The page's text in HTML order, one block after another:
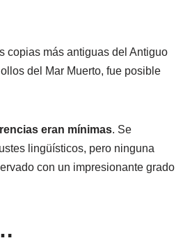
copias más antiguas del Antiguo
del Mar Muerto, fue posible
eran mínimas. Se
lingüísticos, pero ninguna
con un impresionante grado